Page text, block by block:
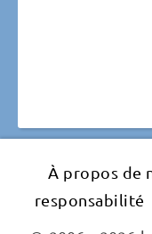
À propos de
responsabilité